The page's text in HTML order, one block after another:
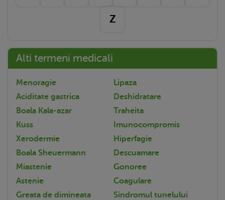
Z
Alti termeni medicali
Menoragie
Lipaza
Aciditate gastrica
Deshidratare
Boala Kala-azar
Traheita
Kuss
Imunocompromis
Xerodermie
Hiperfagie
Boala Sheuermann
Descuamare
Miastenie
Gonoree
Astenie
Coagulare
Greata de dimineata
Sindromul tunelului